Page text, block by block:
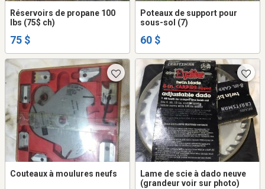
Réservoirs de propane 100
lbs (75$ ch)
75 $
Poteaux de support pour
sous-sol (7)
60 $
Couteaux à moulures neufs
Lame de scie à dado neuve
(grandeur voir sur photo)